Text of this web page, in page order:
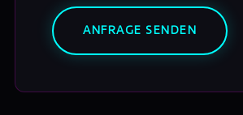
ANFRAGE SENDEN